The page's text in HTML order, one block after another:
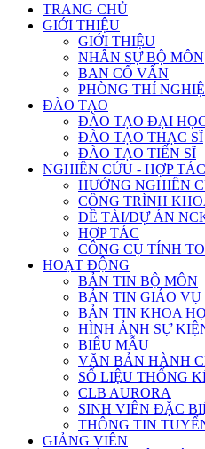
TRANG CHỦ
GIỚI THIỆU
GIỚI THIỆU
NHÂN SỰ BỘ MÔN
BAN CỐ VẤN
PHÒNG THÍ
ĐÀO TẠO
ĐÀO TẠO ĐẠI
ĐÀO TẠO THẠC SĨ
ĐÀO TẠO TIẾN SĨ
NGHIÊN CỨU - HỢP TÁC
HƯỚNG NGHIÊN
CÔNG TRÌNH
ĐỀ TÀI/DỰ ÁN
HỢP TÁC
CÔNG CỤ TÍNH
HOẠT ĐỘNG
BẢN TIN BỘ MÔN
BẢN TIN GIÁO VỤ
BẢN TIN KHOA
HÌNH ẢNH SỰ
BIỂU MẪU
VĂN BẢN HÀNH
SỐ LIỆU THỐNG
CLB AURORA
SINH VIÊN ĐẶC
THÔNG TIN
GIẢNG VIÊN